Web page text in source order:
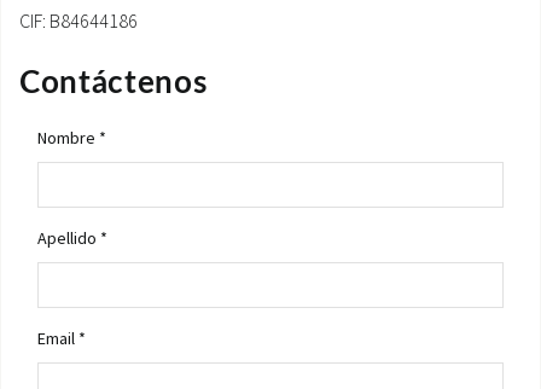
CIF: B84644186
Contáctenos
Nombre *
Apellido *
Email *